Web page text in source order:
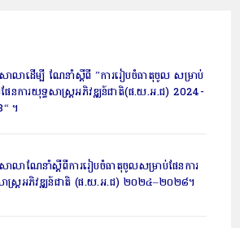
ាលាដើម្បី ណែនាំស្តីពី ”ការរៀបចំធាតុចូល សម្រាប់
ែនការយុទ្ធសាស្ត្រអភិវឌ្ឍន៍ជាតិ(ផ.យ.អ.ជ) 2024-
។
ាលាណែនាំស្តីពីការរៀបចំធាតុចូលសម្រាប់ផែនការ
ស្ត្រអភិវឌ្ឍន៍ជាតិ (ផ.យ.អ.ជ) ២០២៤–២០២៨។